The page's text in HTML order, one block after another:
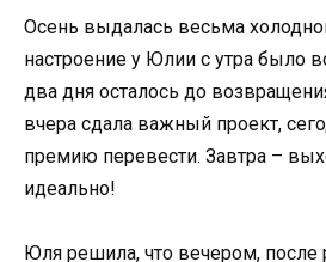
Осень выдалась весьма
настроение у Юлии с утра было
два дня осталось до
вчера сдала важный проект,
премию перевести. Завтра –
идеально!
Юля решила, что вечером,